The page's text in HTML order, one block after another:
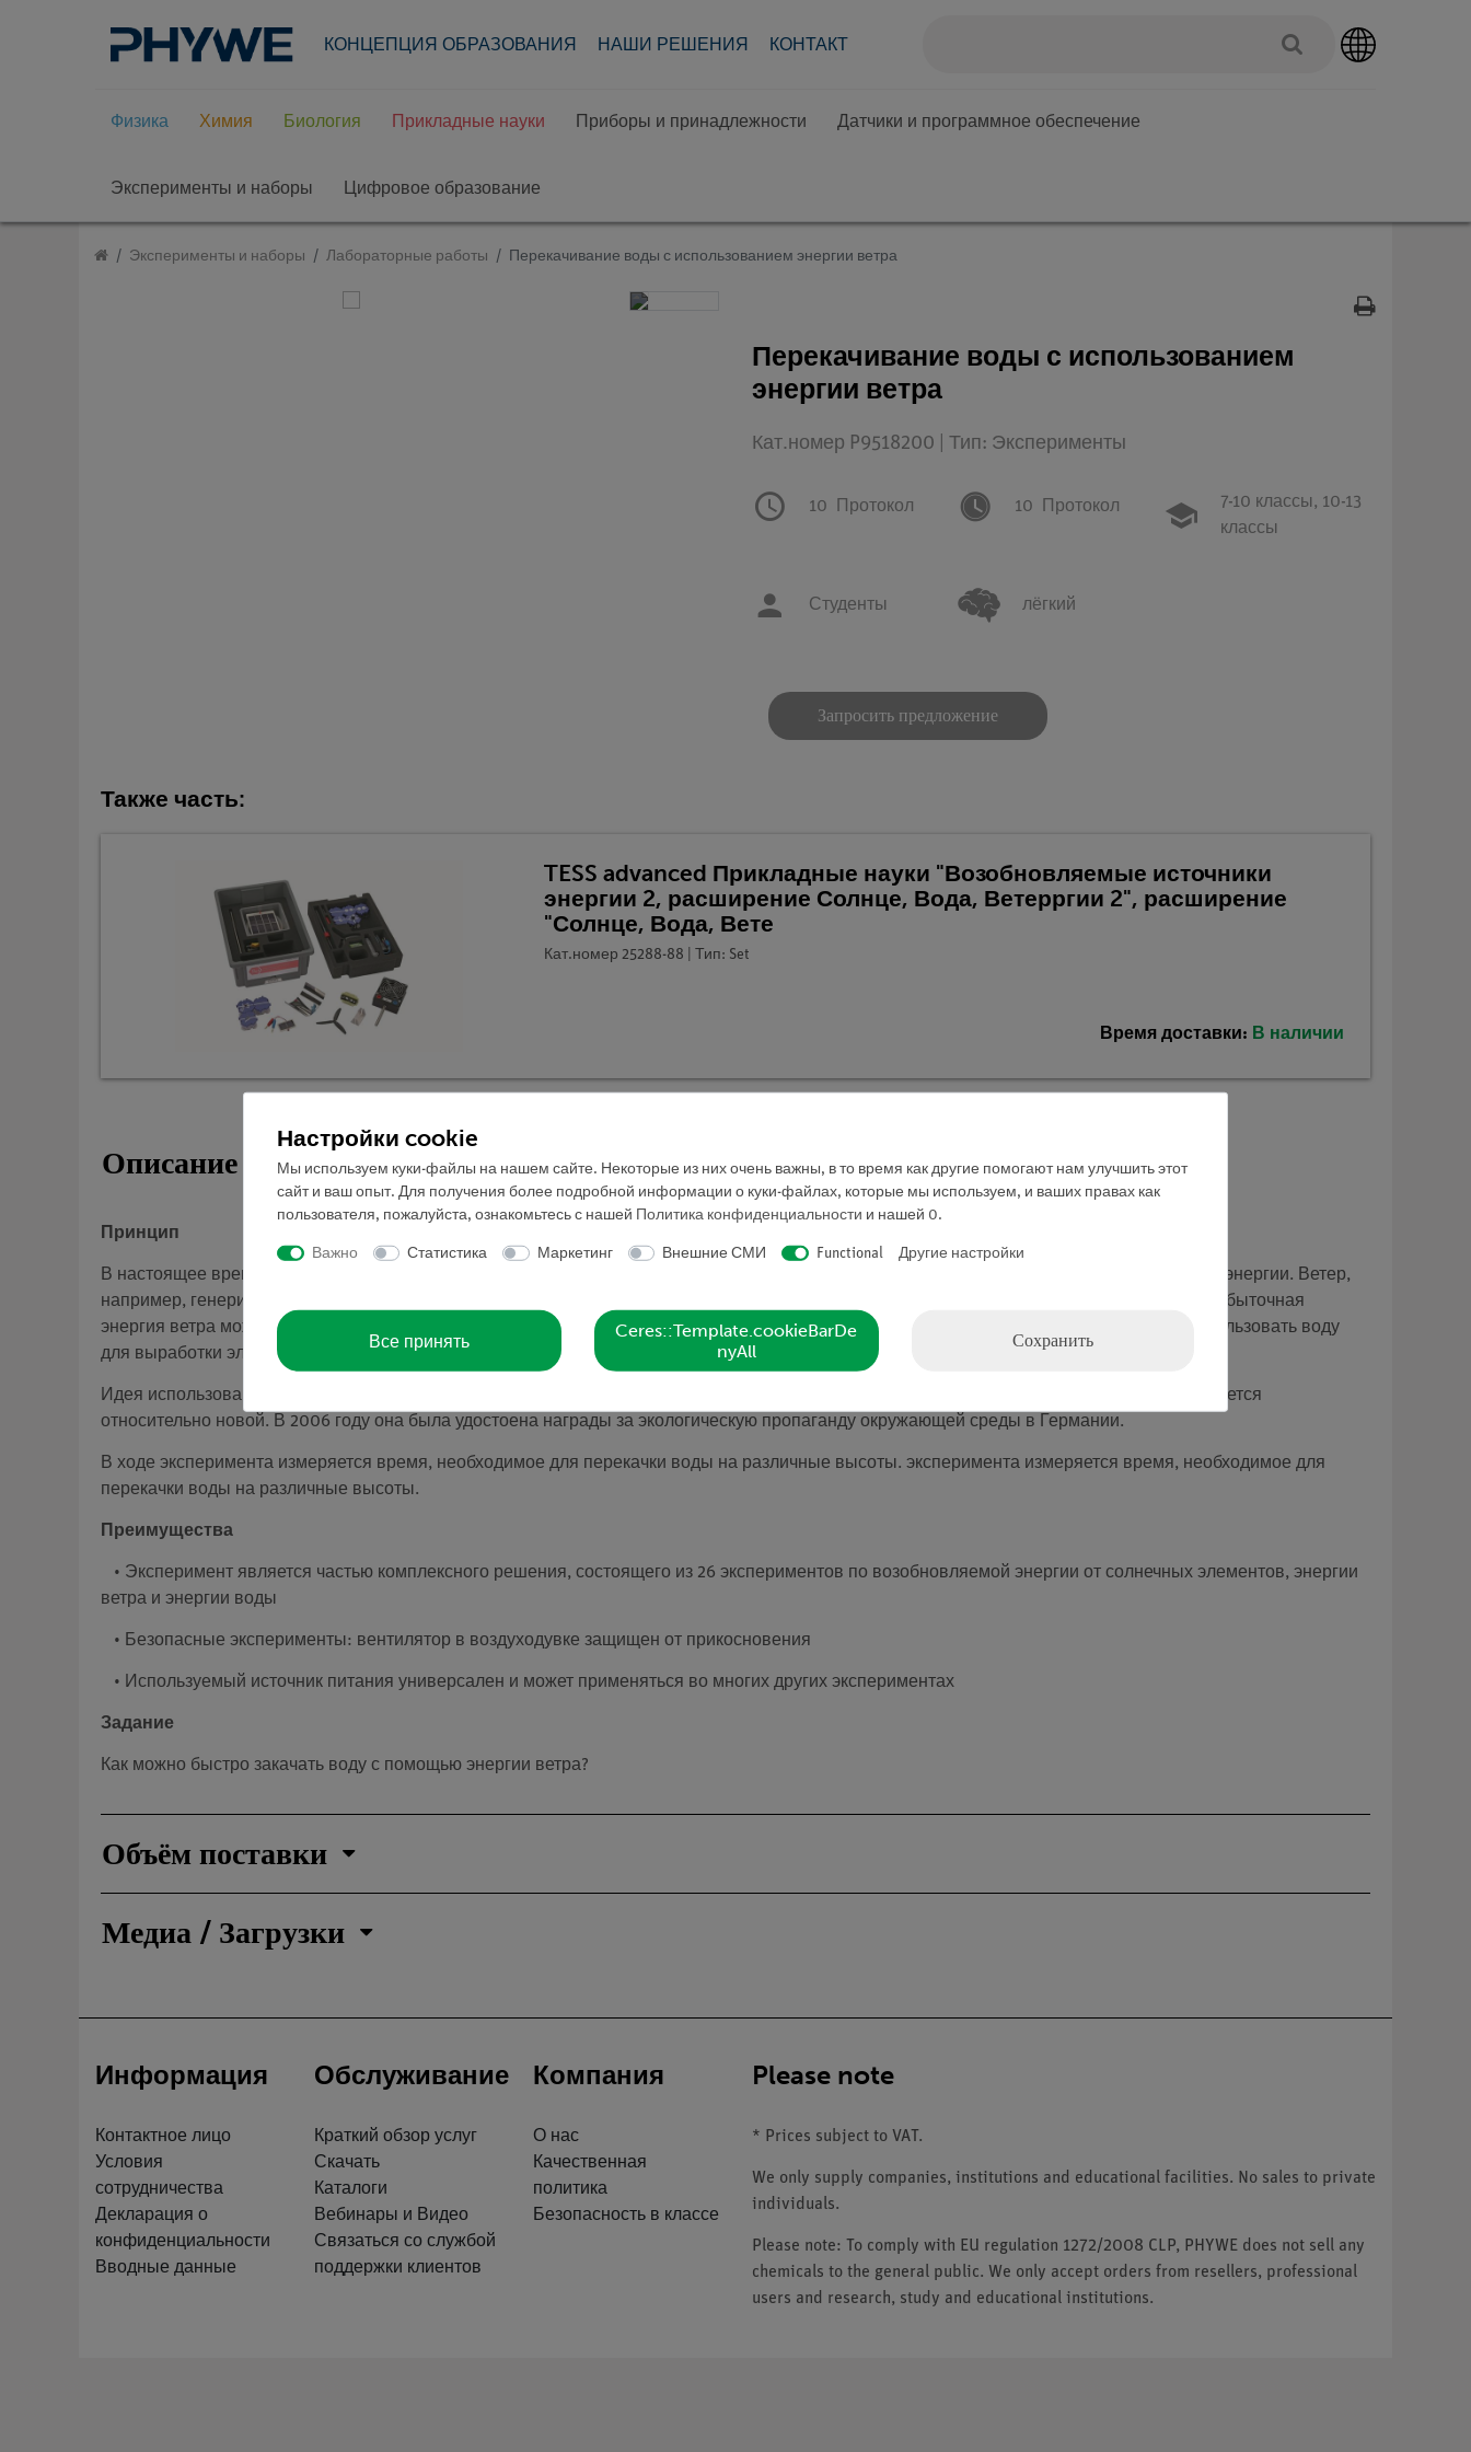
КОНЦЕПЦИЯ ОБРАЗОВАНИЯ НАШИ РЕШЕНИЯ КОНТАКТ
Физика Химия Биология Прикладные науки Приборы и принадлежности Датчики и программное обеспечение
Эксперименты и наборы Цифровое образование
Эксперименты и наборы Лабораторные работы Перекачивание воды с использованием энергии ветра
Перекачивание воды с использованием
энергии ветра
Кат.номер P9518200 | Тип: Эксперименты
10 Протокол 10 Протокол 7-10 классы, 10-13
классы
Студенты лёгкий
Запросить предложение
Также часть:
TESS advanced Прикладные науки "Возобновляемые источники
энергии 2, расширение Солнце, Вода, Ветерргии 2", расширение
"Солнце, Вода, Вете
Кат.номер 25288-88 | Тип: Set
Время доставки: В наличии
Описание
Принцип
В настоящее время постоянно ведется поиск новых областей применения для расширения использования возобновляемых источников энергии. Ветер,
например, генерирует энергию, которая не является постоянной, а ее хранение оказывается очень затруднительным. По этой причине избыточная
энергия ветра может быть использована для перекачивания воды в высокий резервуар для того, чтобы гидроэлектростанция могла использовать воду
для выработки электроэнергии в менее ветреные дни.
Идея использования энергии ветра для подачи тока в перекачиваемую накопительную электростанцию для заполнения резервуара является
относительно новой. В 2006 году она была удостоена награды за экологическую пропаганду окружающей среды в Германии.
В ходе эксперимента измеряется время, необходимое для перекачки воды на различные высоты. эксперимента измеряется время, необходимое для
перекачки воды на различные высоты.
Преимущества
• Эксперимент является частью комплексного решения, состоящего из 26 экспериментов по возобновляемой энергии от солнечных элементов, энергии
ветра и энергии воды
• Безопасные эксперименты: вентилятор в воздуходувке защищен от прикосновения
• Используемый источник питания универсален и может применяться во многих других экспериментах
Задание
Как можно быстро закачать воду с помощью энергии ветра?
Объём поставки
Медиа / Загрузки
Информация
Контактное лицо
Условия
сотрудничества
Декларация о
конфиденциальности
Вводные данные
Обслуживание
Краткий обзор услуг
Скачать
Каталоги
Вебинары и Видео
Связаться со службой
поддержки клиентов
Компания
О нас
Качественная
политика
Безопасность в классе
Please note
* Prices subject to VAT.
We only supply companies, institutions and educational facilities. No sales to private
individuals.
Please note: To comply with EU regulation 1272/2008 CLP, PHYWE does not sell any
chemicals to the general public. We only accept orders from resellers, professional
users and research, study and educational institutions.
Настройки cookie
Мы используем куки-файлы на нашем сайте. Некоторые из них очень важны, в то время как другие помогают нам улучшить этот
сайт и ваш опыт. Для получения более подробной информации о куки-файлах, которые мы используем, и ваших правах как
пользователя, пожалуйста, ознакомьтесь с нашей Политика конфиденциальности и нашей 0.
Важно Статистика Маркетинг Внешние СМИ Functional Другие настройки
Все принять
Ceres::Template.cookieBarDe
nyAll
Сохранить